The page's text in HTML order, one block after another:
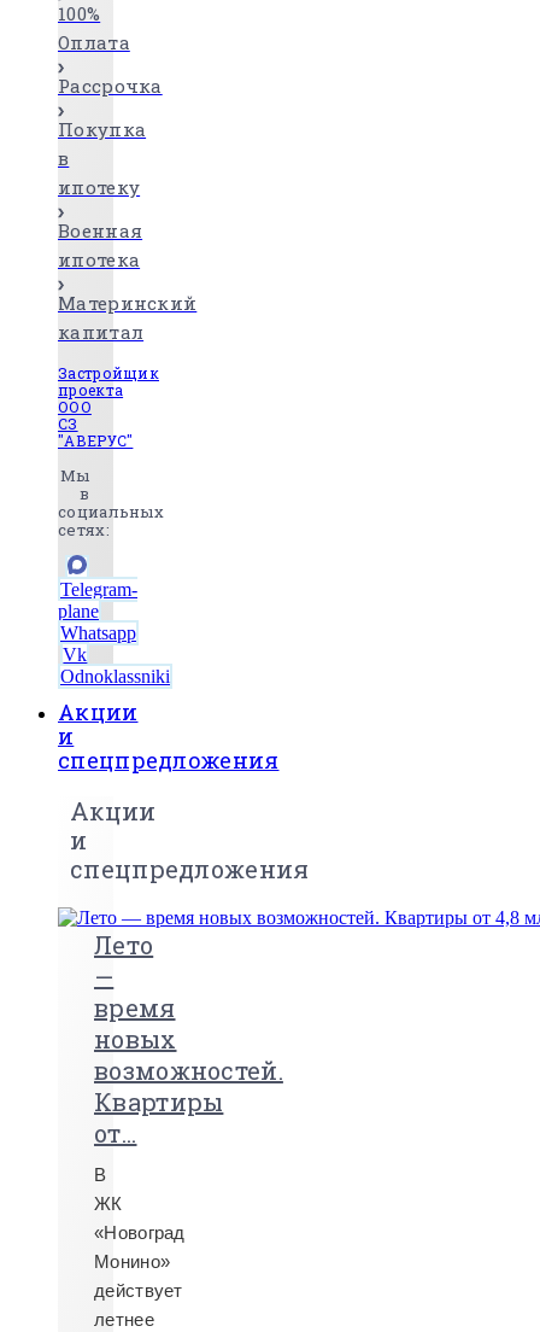
100%
Оплата
Рассрочка
Покупка
в
ипотеку
Военная
ипотека
Материнский
капитал
Застройщик
проекта
ООО
СЗ
"АВЕРУС"
Мы
в
социальных
сетях:
Telegram-
plane
Whatsapp
Vk
Odnoklassniki
Акции
и
спецпредложения
Акции
и
спецпредложения
Лето
—
время
новых
возможностей.
Квартиры
от...
В
ЖК
«Новоград
Монино»
действует
летнее